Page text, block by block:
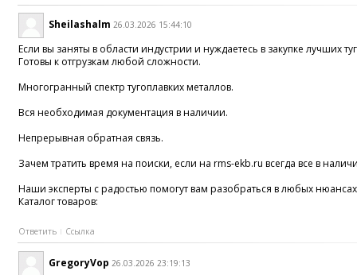
Sheilashalm 26.03.2026 15:44:10
Если вы заняты в области индустрии и нуждаетесь в закупке лучших
Готовы к отгрузкам любой сложности.
Многогранный спектр тугоплавких металлов.
Вся необходимая документация в наличии.
Непрерывная обратная связь.
Зачем тратить время на поиски, если на rms-ekb.ru всегда все в
Наши эксперты с радостью помогут вам разобраться в любых
Каталог товаров:
Ответить Ссылка
GregoryVop 26.03.2026 23:19:13